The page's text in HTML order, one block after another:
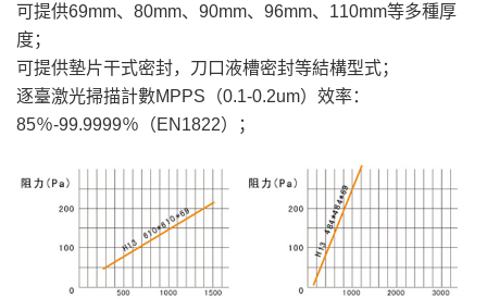
可提供69mm、80mm、90mm、96mm、110mm等多種厚
度；
可提供墊片干式密封，刀口液槽密封等結構型式；
逐臺激光掃描計數MPPS（0.1-0.2um）效率：
85％-99.9999％（EN1822）；